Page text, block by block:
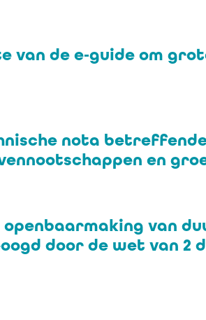
van de e‑guide om
nota
en
van
door de wet van 2